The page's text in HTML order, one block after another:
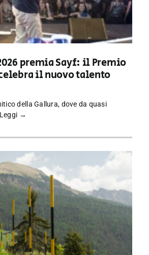
premia Sayf: il Premio
il nuovo talento
della Gallura, dove da quasi
Leggi →